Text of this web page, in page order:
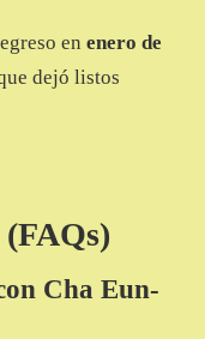
en enero de
dejó listos
Cha Eun-